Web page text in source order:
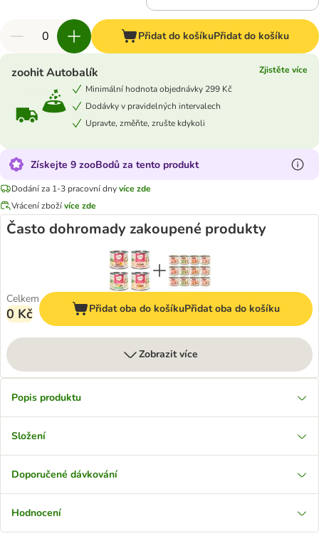
Přidat do košíkuPřidat do košíku
zoohit Autobalík
Zjistěte více
Minimální hodnota objednávky 299 Kč
Dodávky v pravidelných intervalech
Upravte, změňte, zrušte kdykoli
Získejte 9 zooBodů za tento produkt
Dodání za 1-3 pracovní dnyvíce zde
Vrácení zbožívíce zde
Často dohromady zakoupené produkty
Celkem
0 Kč Přidat oba do košíkuPřidat oba do košíku
Zobrazit více
Popis produktu
Složení
Doporučené dávkování
Hodnocení